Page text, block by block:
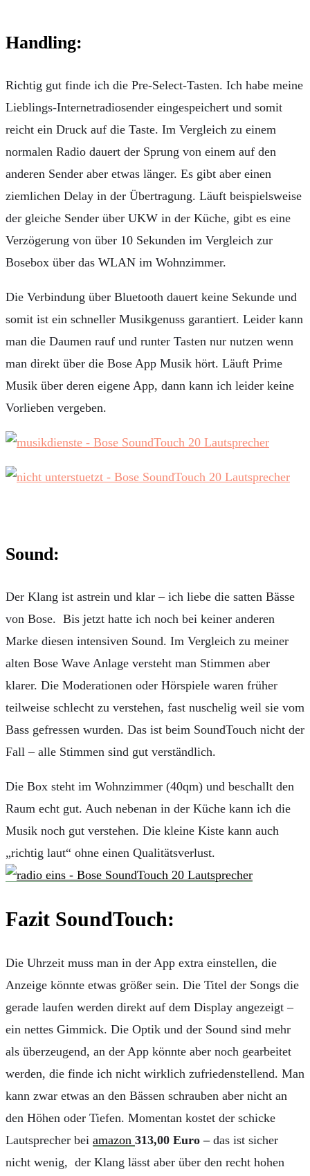
Handling:
Richtig gut finde ich die Pre-Select-Tasten. Ich habe meine
Lieblings-Internetradiosender eingespeichert und somit
reicht ein Druck auf die Taste. Im Vergleich zu einem
normalen Radio dauert der Sprung von einem auf den
anderen Sender aber etwas länger. Es gibt aber einen
ziemlichen Delay in der Übertragung. Läuft beispielsweise
der gleiche Sender über UKW in der Küche, gibt es eine
Verzögerung von über 10 Sekunden im Vergleich zur
Bosebox über das WLAN im Wohnzimmer.
Die Verbindung über Bluetooth dauert keine Sekunde und
somit ist ein schneller Musikgenuss garantiert. Leider kann
man die Daumen rauf und runter Tasten nur nutzen wenn
man direkt über die Bose App Musik hört. Läuft Prime
Musik über deren eigene App, dann kann ich leider keine
Vorlieben vergeben.
Sound:
Der Klang ist astrein und klar – ich liebe die satten Bässe
von Bose. Bis jetzt hatte ich noch bei keiner anderen
Marke diesen intensiven Sound. Im Vergleich zu meiner
alten Bose Wave Anlage versteht man Stimmen aber
klarer. Die Moderationen oder Hörspiele waren früher
teilweise schlecht zu verstehen, fast nuschelig weil sie vom
Bass gefressen wurden. Das ist beim SoundTouch nicht der
Fall – alle Stimmen sind gut verständlich.
Die Box steht im Wohnzimmer (40qm) und beschallt den
Raum echt gut. Auch nebenan in der Küche kann ich die
Musik noch gut verstehen. Die kleine Kiste kann auch
„richtig laut“ ohne einen Qualitätsverlust.
Fazit SoundTouch:
Die Uhrzeit muss man in der App extra einstellen, die
Anzeige könnte etwas größer sein. Die Titel der Songs die
gerade laufen werden direkt auf dem Display angezeigt –
ein nettes Gimmick. Die Optik und der Sound sind mehr
als überzeugend, an der App könnte aber noch gearbeitet
werden, die finde ich nicht wirklich zufriedenstellend. Man
kann zwar etwas an den Bässen schrauben aber nicht an
den Höhen oder Tiefen. Momentan kostet der schicke
Lautsprecher bei amazon 313,00 Euro – das ist sicher
nicht wenig, der Klang lässt aber über den recht hohen